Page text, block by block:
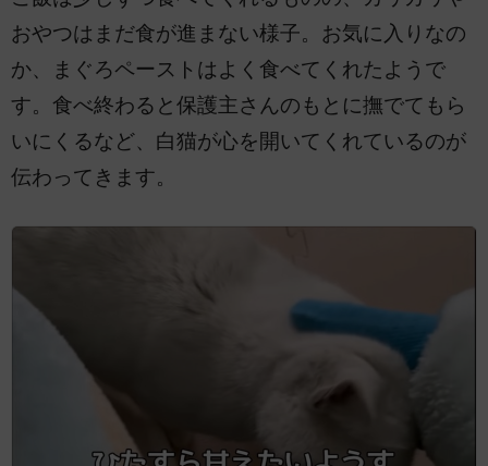
おやつはまだ食が進まない様子。お気に入りなの
か、まぐろペーストはよく食べてくれたようで
す。食べ終わると保護主さんのもとに撫でてもら
いにくるなど、白猫が心を開いてくれているのが
伝わってきます。